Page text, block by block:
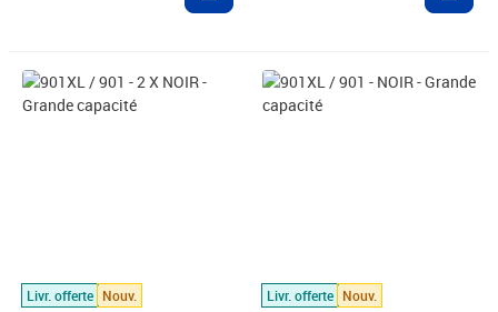
Livr. offerte Nouv.
Prix 32,50€ HT
Livr. offerte Nouv.
Prix 16,25€ HT